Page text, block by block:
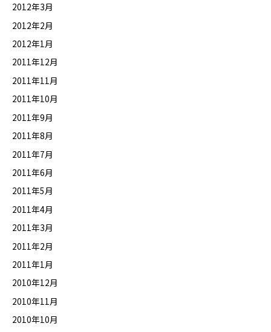
2012年3月
2012年2月
2012年1月
2011年12月
2011年11月
2011年10月
2011年9月
2011年8月
2011年7月
2011年6月
2011年5月
2011年4月
2011年3月
2011年2月
2011年1月
2010年12月
2010年11月
2010年10月